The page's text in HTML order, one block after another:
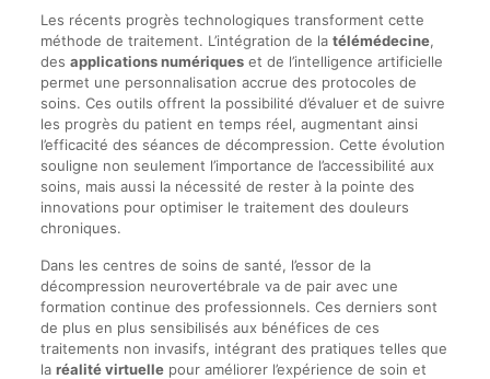
Les récents progrès technologiques transforment cette
méthode de traitement. L’intégration de la télémédecine,
des applications numériqueset de l’intelligence artificielle
permet une personnalisation accrue des protocoles de
soins. Ces outils offrent la possibilité d’évaluer et de suivre
les progrès du patient en temps réel, augmentant ainsi
l’efficacité des séances de décompression. Cette évolution
souligne non seulement l’importance de l’accessibilité aux
soins, mais aussi la nécessité de rester à la pointe des
innovations pour optimiser le traitement des douleurs
chroniques.
Dans les centres de soins de santé, l’essor de la
décompression neurovertébrale va de pair avec une
formation continue des professionnels. Ces derniers sont
de plus en plus sensibilisés aux bénéfices de ces
traitements non invasifs, intégrant des pratiques telles que
la réalité virtuellepour améliorer l’expérience de soin et